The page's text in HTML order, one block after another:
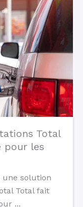
Total
pour les
une solution
Total fait
...